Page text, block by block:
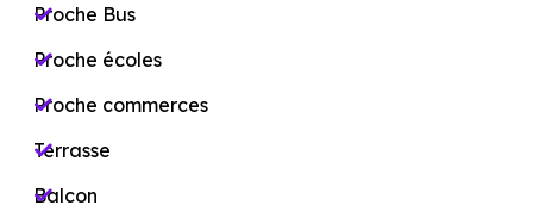
Proche Bus
Proche écoles
Proche commerces
Terrasse
Balcon